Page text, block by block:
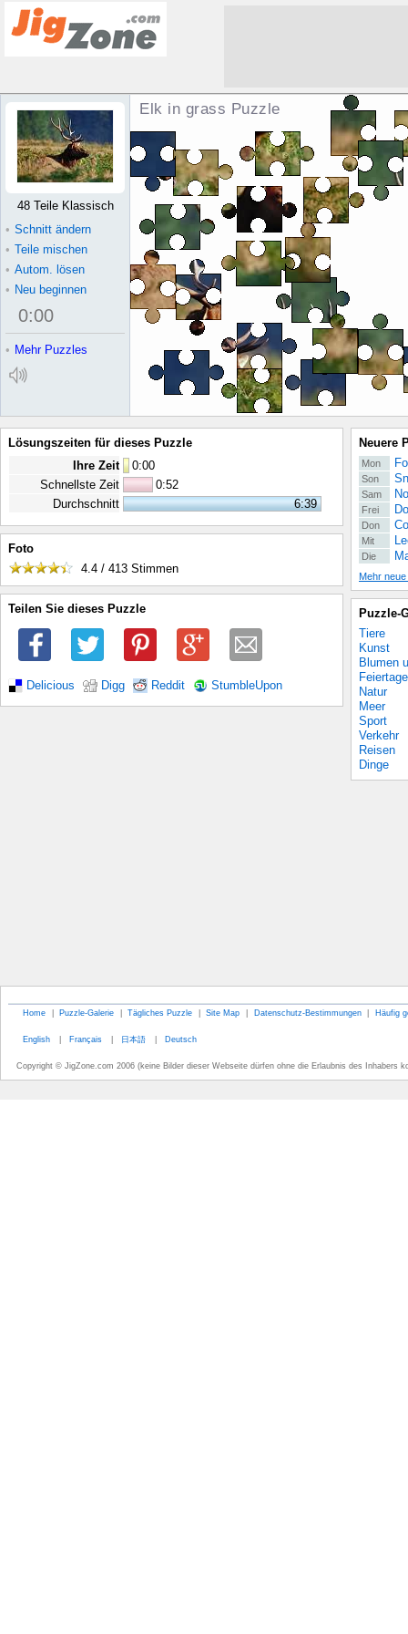
Elk in grass Puzzle
48 Teile Klassisch
• Schnitt ändern
• Teile mischen
• Autom. lösen
• Neu beginnen
0:00
• Mehr Puzzles
Lösungszeiten für dieses Puzzle
Ihre Zeit
0:00
Schnellste Zeit
0:52
Durchschnitt
6:39
Foto
4.4 / 413 Stimmen
Teilen Sie dieses Puzzle
Delicious Digg Reddit StumbleUpon
Neuere
Mon
Son
Sam
Frei
Don
Mit
Die
Mehr
Puzzle-
Tiere
Kunst
Blumen
Feiertage
Natur
Meer
Sport
Verkehr
Reisen
Dinge
Home | Puzzle-Galerie | Tägliches Puzzle | Site Map | Datenschutz-Bestimmungen | Häufig
English | Français | 日本語 | Deutsch
Copyright © JigZone.com 2006 (keine Bilder dieser Webseite dürfen ohne die Erlaubnis des Inhabers